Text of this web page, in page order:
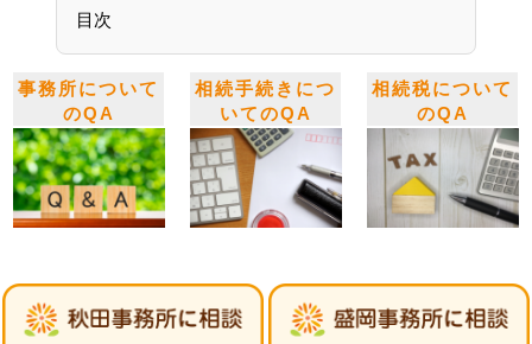
目次
事務所について
のQA
相続手続きにつ
いてのQA
相続税について
のQA